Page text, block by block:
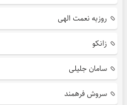
روزبه نعمت الهی
زانکو
سامان جلیلی
سروش فرهمند